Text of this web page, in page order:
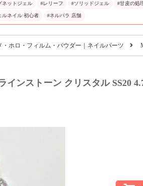
ネットジェル #レリーフ #ソリッドジェル #甘皮の処
ルネイル 初心者 #ネルパラ 店舗
・ホロ・フィルム・パウダー｜ネイルパーツ
ンストーン クリスタル SS20